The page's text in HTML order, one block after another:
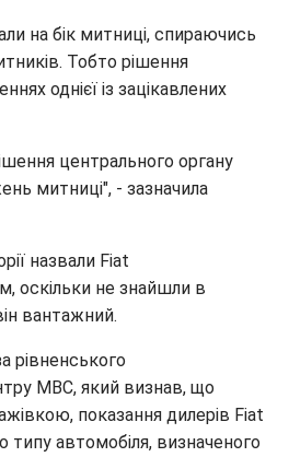
на бік митниці, спираючись
Тобто рішення
однієї із зацікавлених
центрального органу
митниці", - зазначила
назвали Fiat
оскільки не знайшли в
вантажний.
рівненського
МВС, який визнав, що
показання дилерів Fiat
типу автомобіля, визначеного